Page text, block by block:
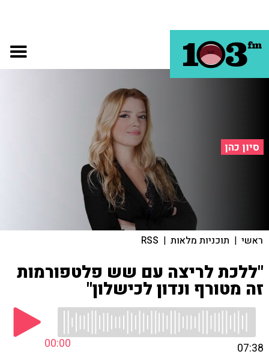
סיון כהן
ראשי | תוכניות מלאות |
RSS
"ללכת לריצה עם שש פלטפורמות
זה מטורף ונדון לכישלון"
00:00 07:38